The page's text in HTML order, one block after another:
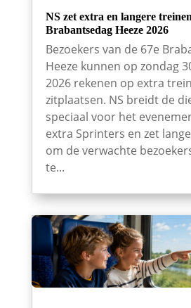
NS zet extra en langere
Brabantsedag Heeze 2026
Bezoekers van de 67e
Heeze kunnen op zondag
2026 rekenen op extra
zitplaatsen. NS breidt de
speciaal voor het
extra Sprinters en zet
om de verwachte
te...